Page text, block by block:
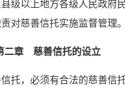
级以上地方各级人民政府民
对慈善信托实施监督管理。
二章 慈善信托的设立
托，必须有合法的慈善信托